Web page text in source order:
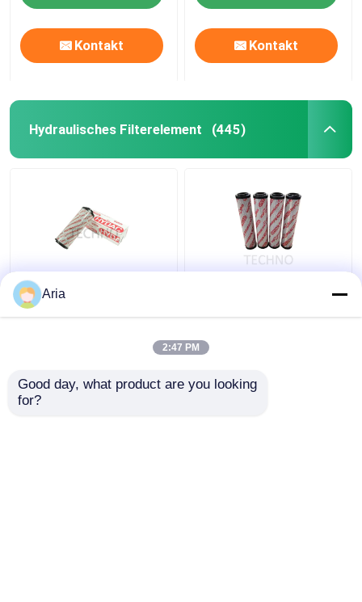
Kontakt Kontakt
Hydraulisches Filterelement (445)
Präzisionsfilterelemente
aus Edelstahl
Drahtnetz
Aria
2:47 PM
Good day, what product are you looking
for?